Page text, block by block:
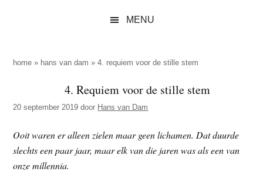
p
z
e
s
i
i
e
d
e
z
MENU
home » hans van dam »4. requiem voor de stille stem
4. Requiem voor de stille stem
20 september 2019 door Hans van Dam
Ooit waren er alleen zielen maar geen lichamen. Dat duurde
slechts een paar jaar, maar elk van die jaren was als een van
onze millennia.